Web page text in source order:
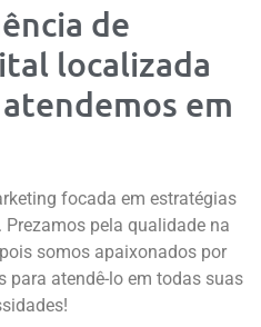
de
localizada
em
focada em estratégias
pela qualidade na
somos apaixonados por
para atendê-lo em todas suas